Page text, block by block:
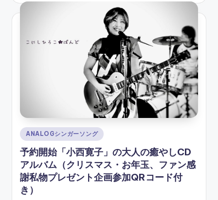
Posted
in
ANALOGシンガーソング
予約開始「小西寛子」の大人の癒やしCD
アルバム（クリスマス・お年玉、ファン感
謝私物プレゼント企画参加QRコード付
き）